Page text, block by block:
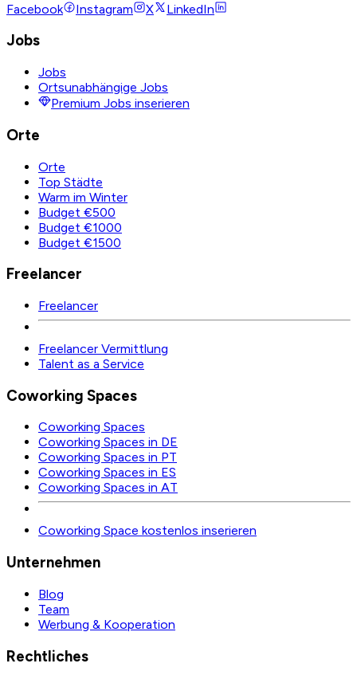
Facebook
Instagram X LinkedIn
Jobs
Jobs
Ortsunabhängige Jobs
Premium Jobs inserieren
Orte
Orte
Top Städte
Warm im Winter
Budget €500
Budget €1000
Budget €1500
Freelancer
Freelancer
Freelancer Vermittlung
Talent as a Service
Coworking Spaces
Coworking Spaces
Coworking Spaces in DE
Coworking Spaces in PT
Coworking Spaces in ES
Coworking Spaces in AT
Coworking Space kostenlos inserieren
Unternehmen
Blog
Team
Werbung & Kooperation
Rechtliches